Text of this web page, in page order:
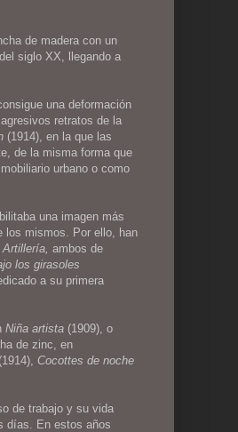
de madera con un
siglo XX, llegando a
una deformación
retratos de la
(1914), en la que las
de la misma forma que
urbano o como
una imagen más
los mismos. Por ello, han
Artillería,ambos de
los girasoles
a su primera
Niña artista (1909), o
de zinc, en
(1914),Cocottes de noche
de trabajo y su vida
días. En estos años